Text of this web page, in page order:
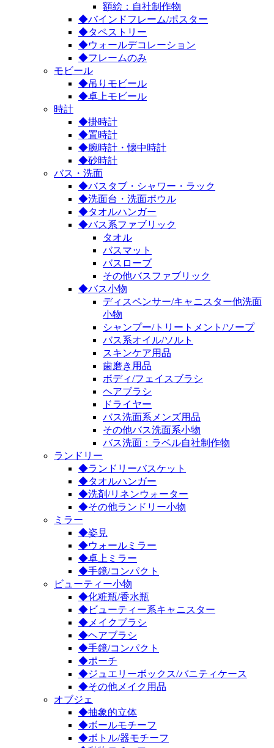
額絵：自社制作物
◆バインドフレーム/ポスター
◆タペストリー
◆ウォールデコレーション
◆フレームのみ
モビール
◆吊りモビール
◆卓上モビール
時計
◆掛時計
◆置時計
◆腕時計・懐中時計
◆砂時計
バス・洗面
◆バスタブ・シャワー・ラック
◆洗面台・洗面ボウル
◆タオルハンガー
◆バス系ファブリック
タオル
バスマット
バスローブ
その他バスファブリック
◆バス小物
ディスペンサー/キャニスター他洗面
小物
シャンプー/トリートメント/ソープ
バス系オイル/ソルト
スキンケア用品
歯磨き用品
ボディ/フェイスブラシ
ヘアブラシ
ドライヤー
バス洗面系メンズ用品
その他バス洗面系小物
バス洗面：ラベル自社制作物
ランドリー
◆ランドリーバスケット
◆タオルハンガー
◆洗剤/リネンウォーター
◆その他ランドリー小物
ミラー
◆姿見
◆ウォールミラー
◆卓上ミラー
◆手鏡/コンパクト
ビューティー小物
◆化粧瓶/香水瓶
◆ビューティー系キャニスター
◆メイクブラシ
◆ヘアブラシ
◆手鏡/コンパクト
◆ポーチ
◆ジュエリーボックス/バニティケース
◆その他メイク用品
オブジェ
◆抽象的立体
◆ボールモチーフ
◆ボトル/器モチーフ